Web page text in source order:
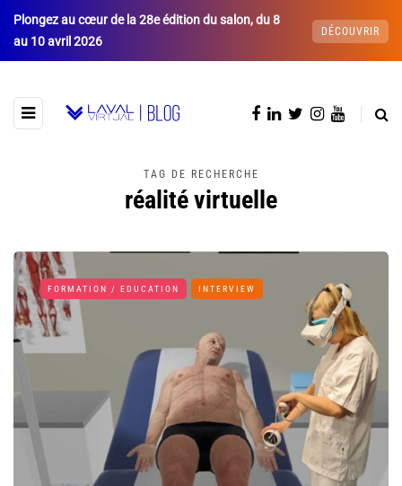
Plongez au cœur de la 28e édition du salon, du 8
au 10 avril 2026
DÉCOUVRIR
TAG DE RECHERCHE
réalité virtuelle
FORMATION / EDUCATION INTERVIEW